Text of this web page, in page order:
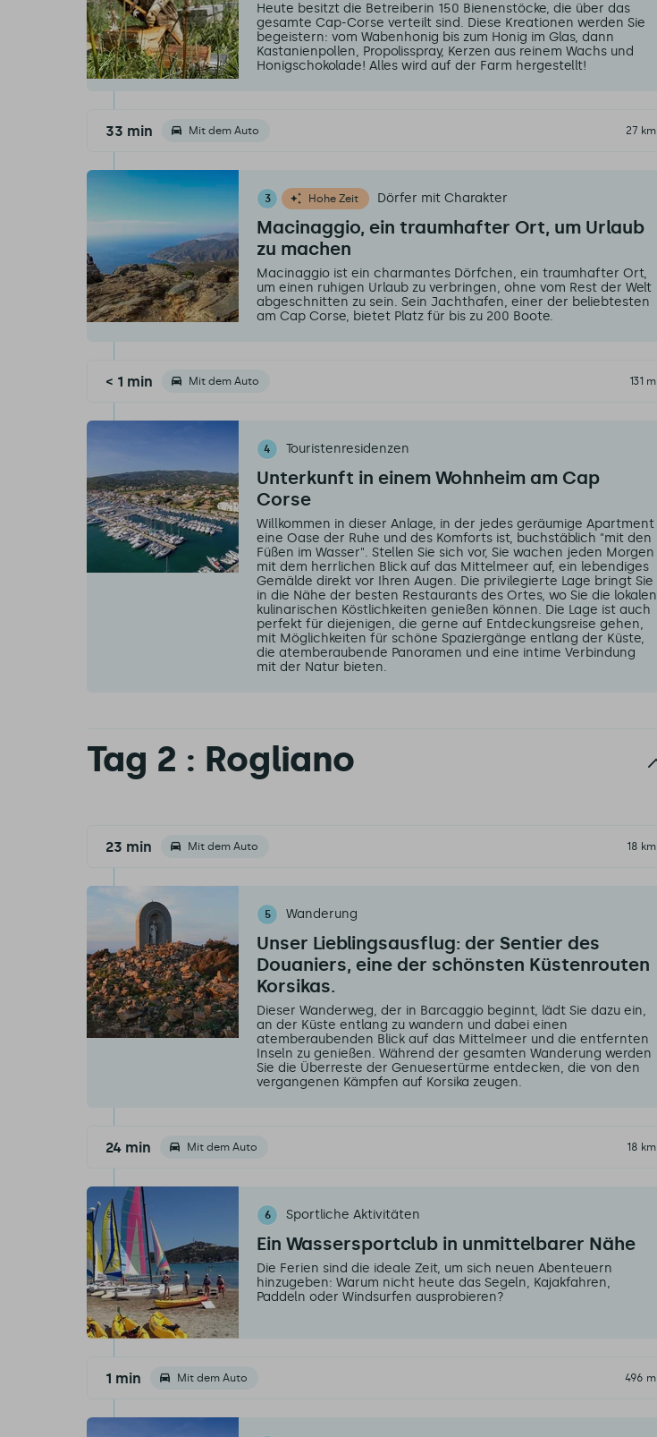
Heute besitzt die Betreiberin 150 Bienenstöcke, die über das
gesamte Cap-Corse verteilt sind. Diese Kreationen werden Sie
begeistern: vom Wabenhonig bis zum Honig im Glas, dann
Kastanienpollen, Propolisspray, Kerzen aus reinem Wachs und
Honigschokolade! Alles wird auf der Farm hergestellt!
33 min Mit dem Auto 27 km
3 Hohe Zeit Dörfer mit Charakter
Macinaggio, ein traumhafter Ort, um Urlaub
zu machen
Macinaggio ist ein charmantes Dörfchen, ein traumhafter Ort,
um einen ruhigen Urlaub zu verbringen, ohne vom Rest der Welt
abgeschnitten zu sein. Sein Jachthafen, einer der beliebtesten
am Cap Corse, bietet Platz für bis zu 200 Boote.
< 1 min Mit dem Auto 131 m
4 Touristenresidenzen
Unterkunft in einem Wohnheim am Cap
Corse
Willkommen in dieser Anlage, in der jedes geräumige Apartment
eine Oase der Ruhe und des Komforts ist, buchstäblich "mit den
Füßen im Wasser". Stellen Sie sich vor, Sie wachen jeden Morgen
mit dem herrlichen Blick auf das Mittelmeer auf, ein lebendiges
Gemälde direkt vor Ihren Augen. Die privilegierte Lage bringt Sie
in die Nähe der besten Restaurants des Ortes, wo Sie die lokalen
kulinarischen Köstlichkeiten genießen können. Die Lage ist auch
perfekt für diejenigen, die gerne auf Entdeckungsreise gehen,
mit Möglichkeiten für schöne Spaziergänge entlang der Küste,
die atemberaubende Panoramen und eine intime Verbindung
mit der Natur bieten.
Tag 2 : Rogliano
23 min Mit dem Auto 18 km
5 Wanderung
Unser Lieblingsausflug: der Sentier des
Douaniers, eine der schönsten Küstenrouten
Korsikas.
Dieser Wanderweg, der in Barcaggio beginnt, lädt Sie dazu ein,
an der Küste entlang zu wandern und dabei einen
atemberaubenden Blick auf das Mittelmeer und die entfernten
Inseln zu genießen. Während der gesamten Wanderung werden
Sie die Überreste der Genuesertürme entdecken, die von den
vergangenen Kämpfen auf Korsika zeugen.
24 min Mit dem Auto 18 km
6 Sportliche Aktivitäten
Ein Wassersportclub in unmittelbarer Nähe
Die Ferien sind die ideale Zeit, um sich neuen Abenteuern
hinzugeben: Warum nicht heute das Segeln, Kajakfahren,
Paddeln oder Windsurfen ausprobieren?
1 min Mit dem Auto 496 m